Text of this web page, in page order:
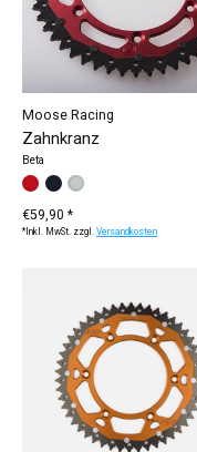
Moose Racing
Zahnkranz
Beta
Farbe: * — rot
rot schwarz
silber
€59,90 *
*Inkl. MwSt. zzgl.Versandkosten